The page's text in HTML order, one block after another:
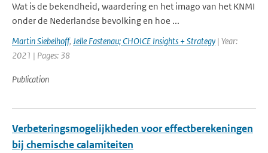
Wat is de bekendheid, waardering en het imago van het KNMI
onder de Nederlandse bevolking en hoe ...
Martin Siebelhoff, Jelle Fastenau; CHOICE Insights + Strategy | Year:
2021 | Pages: 38
Publication
Verbeteringsmogelijkheden voor effectberekeningen
bij chemische calamiteiten